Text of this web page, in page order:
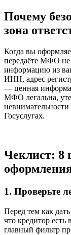
Почему
зона
Когда вы
передаёте МФО не
информацию из
ИНН, адрес
— ценная
МФО легальна,
Госуслугах.
Чеклист: 8
1. Проверьте
Перед тем как
что кредитор
главный фильтр